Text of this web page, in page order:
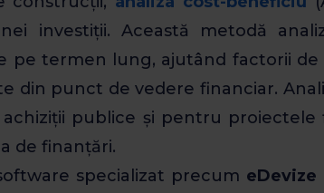
investiții. Această metodă
pe termen lung, ajutând factorii de
din punct de vedere financiar.
publice și pentru
de finanțări.
specializat precum eDevize